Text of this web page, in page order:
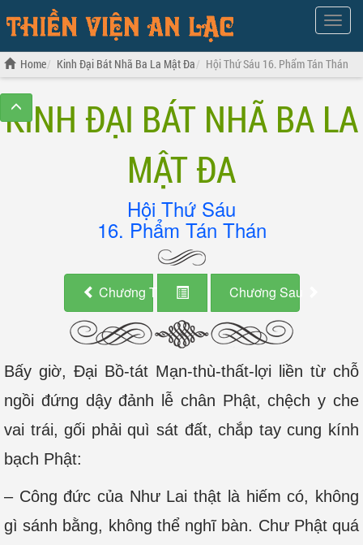
Show
Menu
Home Kinh Đại Bát Nhã Ba La Mật Đa Hội Thứ Sáu 16. Phẩm Tán Thán
KINH ĐẠI BÁT NHÃ BA LA
MẬT ĐA
Hội Thứ Sáu
16. Phẩm Tán Thán
Chương Trước Chương Sau
Bấy giờ, Đại Bồ-tát Mạn-thù-thất-lợi liền từ chỗ
ngồi đứng dậy đảnh lễ chân Phật, chệch y che
vai trái, gối phải quì sát đất, chắp tay cung kính
bạch Phật:
– Công đức của Như Lai thật là hiếm có, không
gì sánh bằng, không thể nghĩ bàn. Chư Phật quá